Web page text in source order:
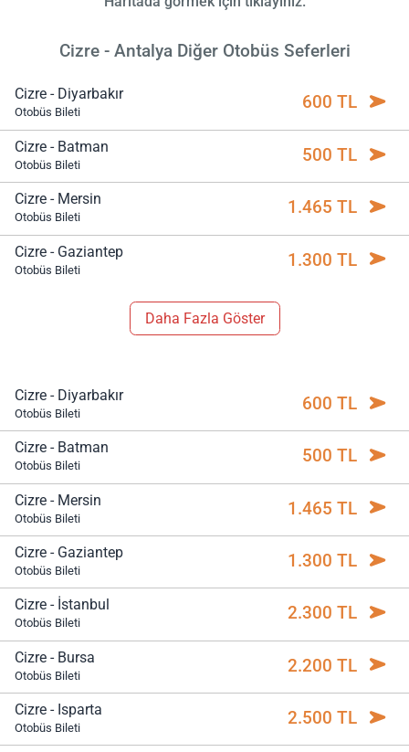
Cizre - Antalya Diğer Otobüs Seferleri
Cizre - Diyarbakır
Otobüs Bileti 600 TL
Cizre - Batman
Otobüs Bileti 500 TL
Cizre - Mersin
Otobüs Bileti 1.465 TL
Cizre - Gaziantep
Otobüs Bileti 1.300 TL
Daha Fazla Göster
Cizre - Diyarbakır
Otobüs Bileti 600 TL
Cizre - Batman
Otobüs Bileti 500 TL
Cizre - Mersin
Otobüs Bileti 1.465 TL
Cizre - Gaziantep
Otobüs Bileti 1.300 TL
Cizre - İstanbul
Otobüs Bileti 2.300 TL
Cizre - Bursa
Otobüs Bileti 2.200 TL
Cizre - Isparta
Otobüs Bileti 2.500 TL